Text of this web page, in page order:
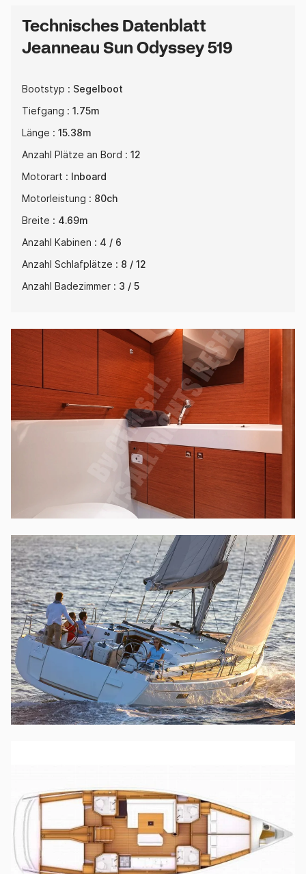
Technisches Datenblatt
Jeanneau Sun Odyssey 519
Bootstyp : Segelboot
Tiefgang : 1.75m
Länge : 15.38m
Anzahl Plätze an Bord : 12
Motorart : Inboard
Motorleistung : 80ch
Breite : 4.69m
Anzahl Kabinen : 4 / 6
Anzahl Schlafplätze : 8 / 12
Anzahl Badezimmer : 3 / 5